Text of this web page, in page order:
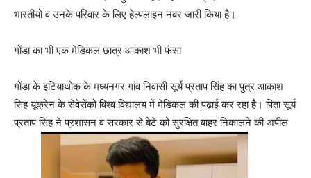
भारतीयों व उनके परिवार के लिए हेल्पलाइन नंबर जारी किया है।
गोंडा का भी एक मेडिकल छात्र आकाश भी फंसा
गोंडा के इटियाथोक के मध्यनगर गांव निवासी सूर्य प्रताप सिंह का पुत्र आकाश
सिंह यूक्रेन के सेवेसेंको विश्व विद्यालय में मेडिकल की पढ़ाई कर रहा है। पिता सूर्य
प्रताप सिंह ने प्रशासन व सरकार से बेटे को सुरक्षित बाहर निकालने की अपील